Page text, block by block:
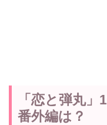
「恋と弾丸
番外編は？